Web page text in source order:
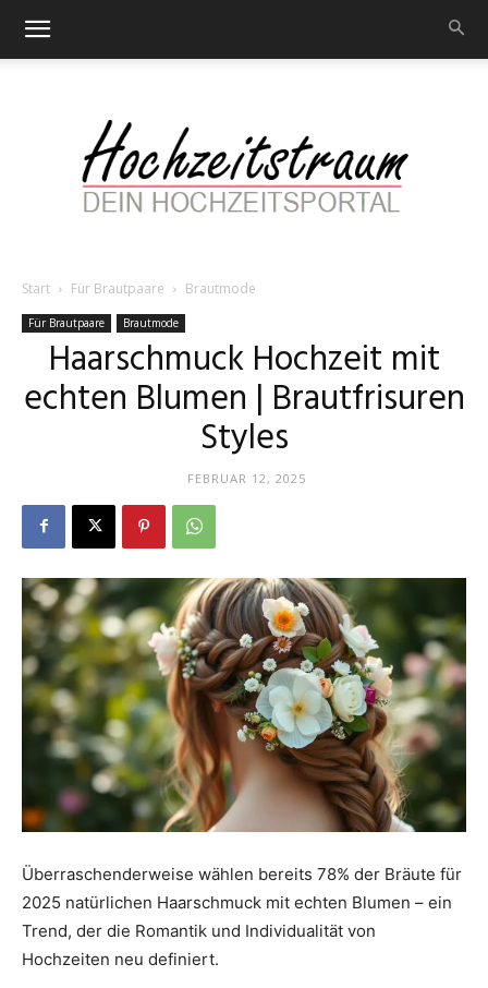
–
Portal
rund
das
Start Für Brautpaare Brautmode
Für Brautpaare Brautmode
Haarschmuck Hochzeit mit
echten Blumen | Brautfrisuren
Styles
FEBRUAR 12, 2025
Überraschenderweise wählen bereits 78% der Bräute für
2025 natürlichen Haarschmuck mit echten Blumen – ein
Trend, der die Romantik und Individualität von
Hochzeiten neu definiert.